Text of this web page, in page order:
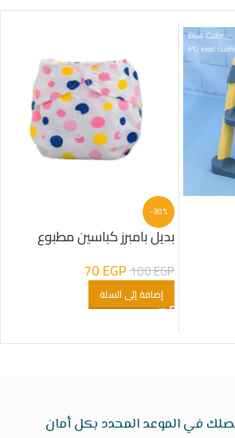
-30%
بديل بامبرز كباسين مطبوع
100EGP
70EGP
إضافة إلى السلة
في الموعد المحدد بكل أمان